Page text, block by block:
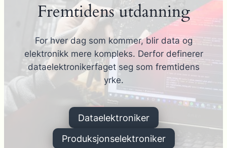
Fremtidens utdanning
For hver dag som kommer, blir data og
elektronikk mere kompleks. Derfor definerer
dataelektronikerfaget seg som fremtidens
yrke.
Dataelektroniker
Produksjonselektroniker